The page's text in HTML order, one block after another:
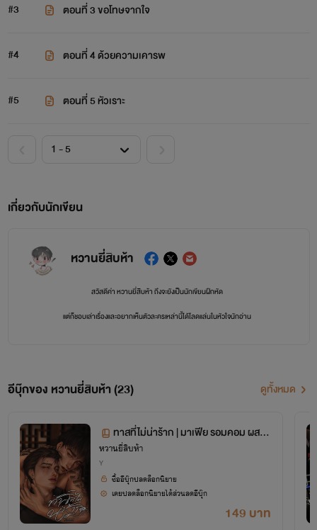
#3 ตอนที่ 3 ขอโทษจากใจ
#4 ตอนที่ 4 ด้วยความเคารพ
#5 ตอนที่ 5 หัวเราะ
เกี่ยวกับนักเขียน
หวานยี่สิบห้า
สวัสดีค่า หวานยี่สิบห้า ถึงจะยังเป็นนักเขียนฝึกหัด
แต่ก็ชอบเล่าเรื่องและอยากเห็นตัวละครเหล่านี้ได้โลดแล่นในหัวใจนักอ่าน
ลำดับการไล่อ่านตามนี้ได้เลย หากใครอยากตามทุกเรื่องค่า
SET แก๊งคีตะ
อีบุ๊กของ หวานยี่สิบห้า (23) ดูทั้งหมด
ทาสที่ไม่น่าร้าก | มาเฟีย รอมคอม ผสม
ดราม่า
หวานยี่สิบห้า
Y
149 บาท
ซื้ออีบุ๊กปลดล็อกนิยาย
เคยปลดล็อกนิยายได้ส่วนลดอีบุ๊ก